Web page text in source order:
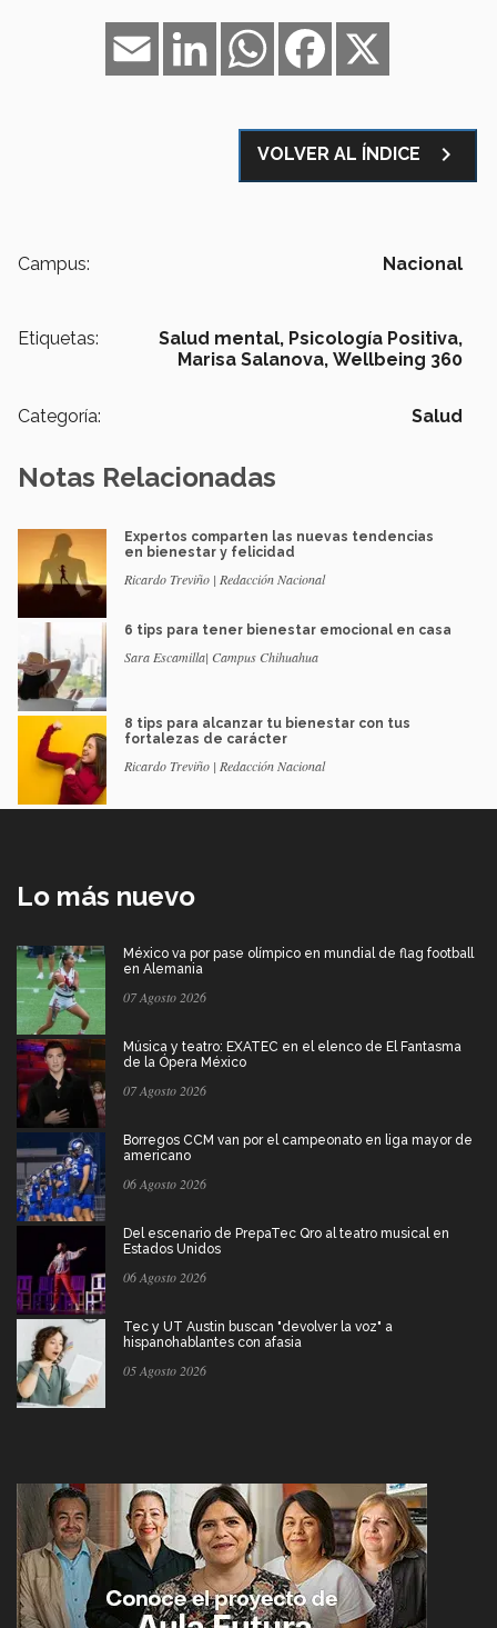
Facebook
WhatsApp
LinkedIn
Email
VOLVER AL ÍNDICE navigate_next
Campus: Nacional
Etiquetas: Salud mental, Psicología Positiva,
Marisa Salanova, Wellbeing 360
Categoría: Salud
Notas Relacionadas
Expertos comparten las nuevas tendencias
en bienestar y felicidad
Ricardo Treviño | Redacción Nacional
6 tips para tener bienestar emocional en casa
Sara Escamilla| Campus Chihuahua
8 tips para alcanzar tu bienestar con tus
fortalezas de carácter
Ricardo Treviño | Redacción Nacional
Lo más nuevo
México va por pase olímpico en mundial de flag football
en Alemania
07 Agosto 2026
Música y teatro: EXATEC en el elenco de El Fantasma
de la Ópera México
07 Agosto 2026
Borregos CCM van por el campeonato en liga mayor de
americano
06 Agosto 2026
Del escenario de PrepaTec Qro al teatro musical en
Estados Unidos
06 Agosto 2026
Tec y UT Austin buscan "devolver la voz" a
hispanohablantes con afasia
05 Agosto 2026